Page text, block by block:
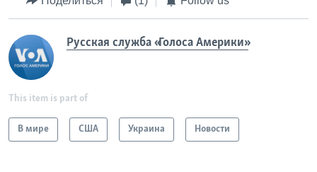
Русская служба «Голоса Америки»
This item is part of
В мире США Украина Новости